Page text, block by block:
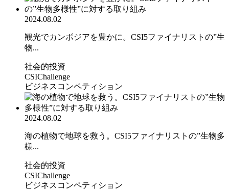
2024.08.02
観光でカンボジアを豊かに。CSI5ファイナリストの”生
物...
社会的投資
CSIChallenge
ビジネスコンペティション
2024.08.02
海の植物で地球を救う。CSI5ファイナリストの”生物多
様...
社会的投資
CSIChallenge
ビジネスコンペティション